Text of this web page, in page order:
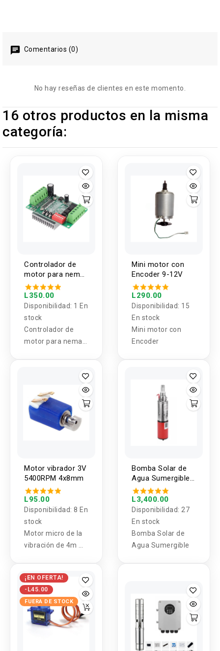
Comentarios (0)
No hay reseñas de clientes en este momento.
16 otros productos en la misma
categoría:
Controlador de
motor para nema
TB6560 3A
L350.00
Disponibilidad: 1 En
stock
Controlador de
motor para nema
Mini motor con
Encoder 9-12V
L290.00
Disponibilidad: 15
En stock
Mini motor con
Encoder
Motor vibrador 3V
5400RPM 4x8mm
L95.00
Disponibilidad: 8 En
stock
Motor micro de la
vibración de 4m m
huecos de la taza
de la metralla 3V
pequeños para los
modelos de DIY
Bomba Solar de
Agua Sumergible
12/24V DC
L3,400.00
Disponibilidad: 27
En stock
Bomba Solar de
Agua Sumergible
¡EN OFERTA!
-L45.00
FUERA DE STOCK